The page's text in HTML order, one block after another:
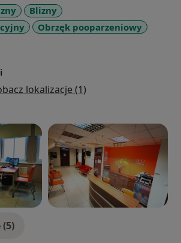
Blizny
Obrzęk pooparzeniowy
lokalizacje (1)